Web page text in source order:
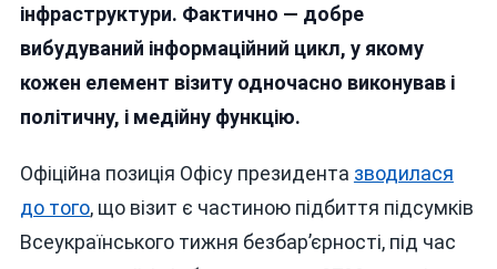
інфраструктури. Фактично — добре
вибудуваний інформаційний цикл, у якому
кожен елемент візиту одночасно виконував і
політичну, і медійну функцію.
Офіційна позиція Офісу президента зводилася
до того, що візит є частиною підбиття підсумків
Всеукраїнського тижня безбар’єрності, під час